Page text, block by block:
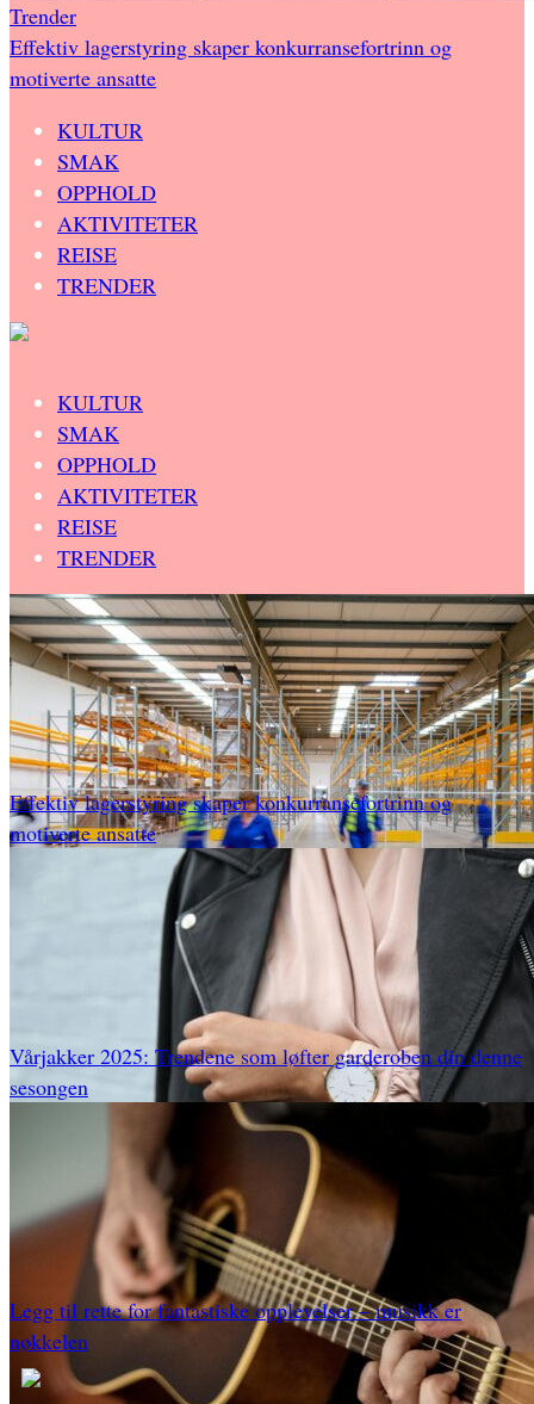
Trender
Effektiv lagerstyring skaper konkurransefortrinn og
motiverte ansatte
KULTUR
SMAK
OPPHOLD
AKTIVITETER
REISE
TRENDER
KULTUR
SMAK
OPPHOLD
AKTIVITETER
REISE
TRENDER
Effektiv lagerstyring skaper konkurransefortrinn og
motiverte ansatte
Vårjakker 2025: Trendene som løfter garderoben din denne
sesongen
Legg til rette for fantastiske opplevelser – musikk er
nøkkelen